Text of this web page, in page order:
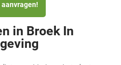
in Broek In